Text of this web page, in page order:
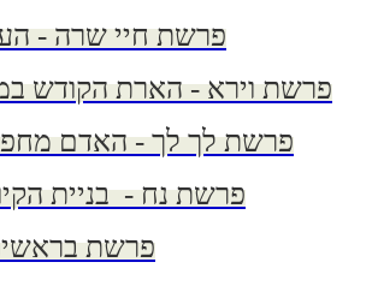
פרשת חיי שרה -
פרשת וירא - הארת הקודש
פרשת לך לך - האדם
פרשת נח - בניית
פרשת